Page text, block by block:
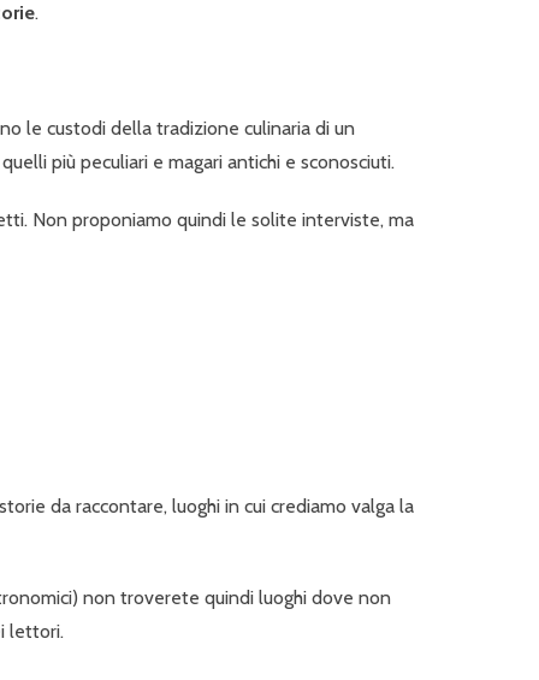
.
le custodi della tradizione culinaria di un
più peculiari e magari antichi e sconosciuti.
Non proponiamo quindi le solite interviste, ma
da raccontare, luoghi in cui crediamo valga la
non troverete quindi luoghi dove non
lettori.